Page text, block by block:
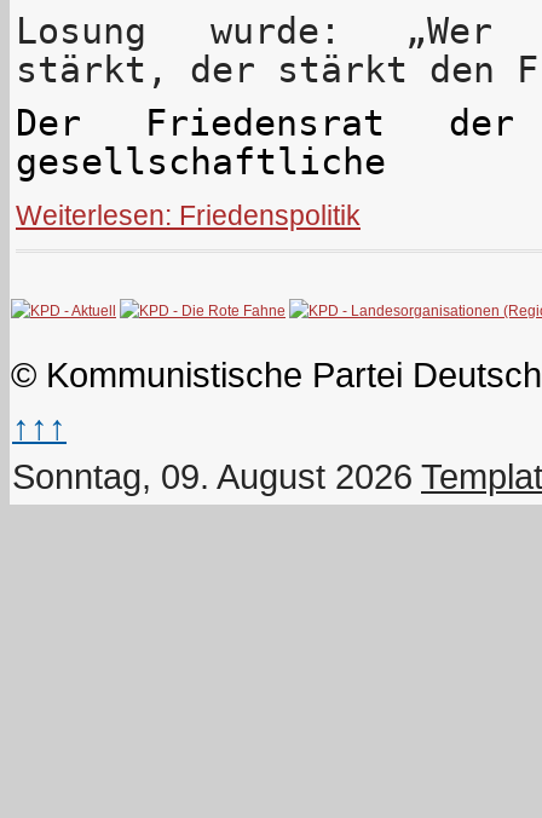
Losung wurde: „Wer
stärkt, der stärkt den
Der Friedensrat
gesellschaftliche
Weiterlesen: Friedenspolitik
© Kommunistische Partei
↑↑↑
Sonntag, 09. August 2026